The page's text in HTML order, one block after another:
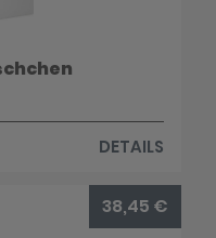
DETAILS
38,45 €